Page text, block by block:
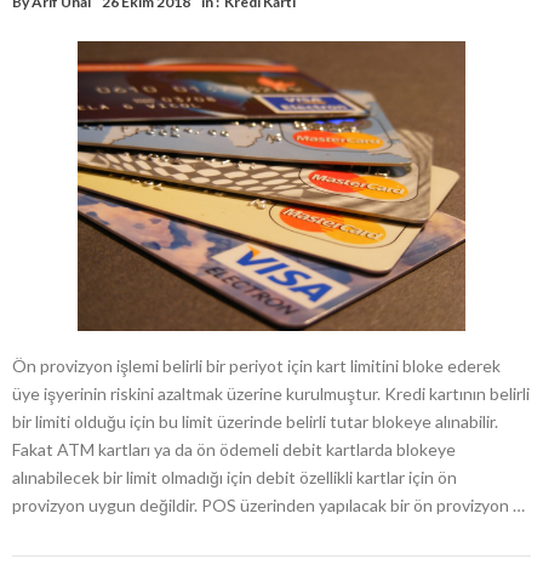
Ön provizyon işlemi belirli bir periyot için kart limitini bloke ederek
üye işyerinin riskini azaltmak üzerine kurulmuştur. Kredi kartının belirli
bir limiti olduğu için bu limit üzerinde belirli tutar blokeye alınabilir.
Fakat ATM kartları ya da ön ödemeli debit kartlarda blokeye
alınabilecek bir limit olmadığı için debit özellikli kartlar için ön
provizyon uygun değildir. POS üzerinden yapılacak bir ön provizyon …